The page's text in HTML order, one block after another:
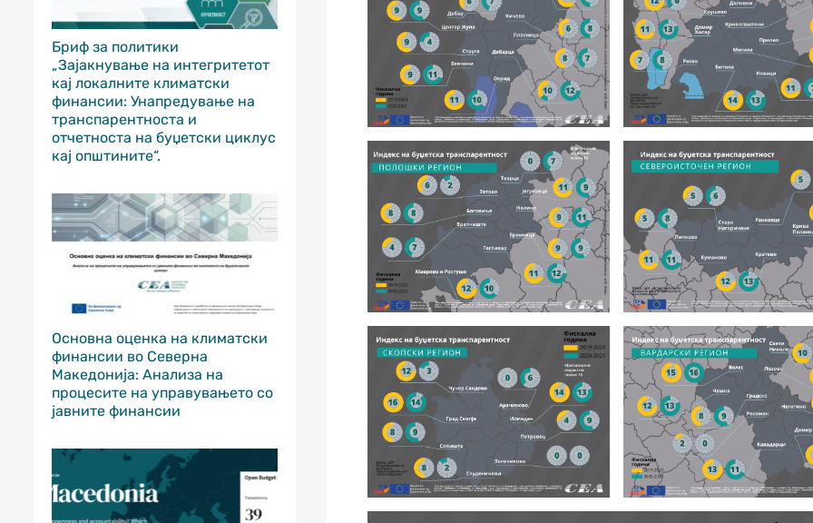
Бриф за политики
„Зајакнување на интегритетот
кај локалните климатски
финансии: Унапредување на
транспарентноста и
отчетноста на буџетски циклус
кај општините“.
Основна оценка на климатски
финансии во Северна
Македонија: Анализа на
процесите на управувањето со
јавните финансии